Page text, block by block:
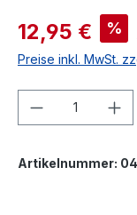
Verkaufspreis:
12,95 € %
Preise inkl. MwSt.
Produkt
Artikelnummer: